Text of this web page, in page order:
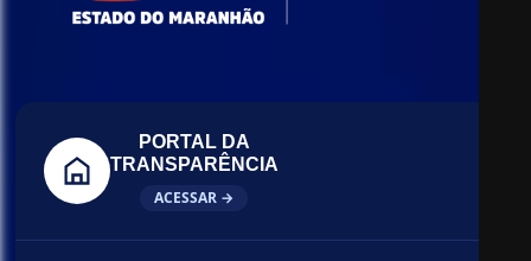
PORTAL DA
TRANSPARÊNCIA
ACESSAR →